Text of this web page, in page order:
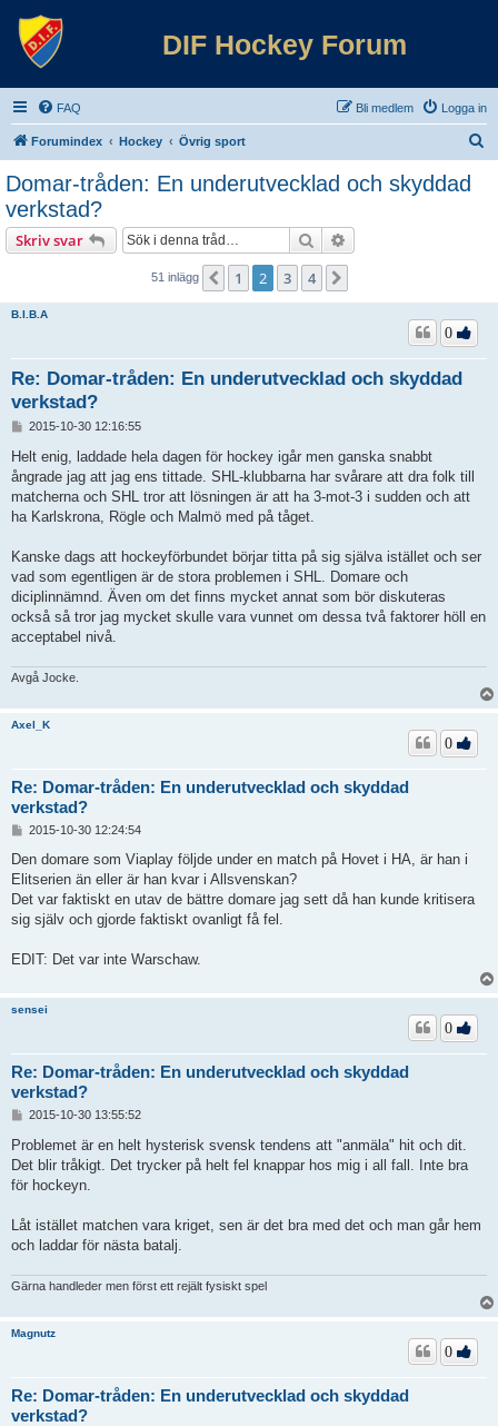
DIF Hockey Forum
FAQ Logga in
Bli medlem
Forumindex Hockey Övrig sport
Domar-tråden: En underutvecklad och skyddad
verkstad?
Skriv svar Sök
51 inlägg Föregående
1 2 3 4
B.I.B.A
Re: Domar-tråden: En underutvecklad och skyddad
verkstad?
0
l
g
g
2015-10-30 12:16:55
Helt enig, laddade hela dagen för hockey igår men ganska snabbt
ångrade jag att jag ens tittade. SHL-klubbarna har svårare att dra folk till
matcherna och SHL tror att lösningen är att ha 3-mot-3 i sudden och att
ha Karlskrona, Rögle och Malmö med på tåget.
Kanske dags att hockeyförbundet börjar titta på sig själva istället och ser
vad som egentligen är de stora problemen i SHL. Domare och
diciplinnämnd. Även om det finns mycket annat som bör diskuteras
också så tror jag mycket skulle vara vunnet om dessa två faktorer höll en
acceptabel nivå.
Avgå Jocke.
Axel_K
Re: Domar-tråden: En underutvecklad och skyddad
verkstad?
0
l
ä
g
g
2015-10-30 12:24:54
Den domare som Viaplay följde under en match på Hovet i HA, är han i
Elitserien än eller är han kvar i Allsvenskan?
Det var faktiskt en utav de bättre domare jag sett då han kunde kritisera
sig själv och gjorde faktiskt ovanligt få fel.
EDIT: Det var inte Warschaw.
sensei
Re: Domar-tråden: En underutvecklad och skyddad
verkstad?
0
l
g
g
2015-10-30 13:55:52
Problemet är en helt hysterisk svensk tendens att "anmäla" hit och dit.
Det blir tråkigt. Det trycker på helt fel knappar hos mig i all fall. Inte bra
för hockeyn.
Låt istället matchen vara kriget, sen är det bra med det och man går hem
och laddar för nästa batalj.
Gärna handleder men först ett rejält fysiskt spel
Magnutz
Re: Domar-tråden: En underutvecklad och skyddad
verkstad?
0